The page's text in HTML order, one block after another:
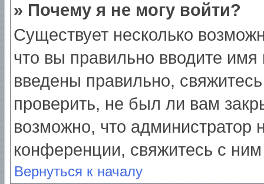
» Почему я не могу войти?
Существует несколько
что вы правильно вводите
введены правильно,
проверить, не был ли вам
возможно, что администратор
конференции, свяжитесь с
Вернуться к началу